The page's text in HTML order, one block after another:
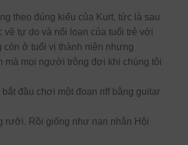
theo đúng kiểu của Kurt, tức là sau
về tự do và nổi loạn của tuổi trẻ với
còn ở tuổi vị thành niên nhưng
mà mọi người trông đợi khi chúng tôi
bắt đầu chơi một đoạn riff bằng guitar
rưỡi. Rồi giống như nạn nhân Hội